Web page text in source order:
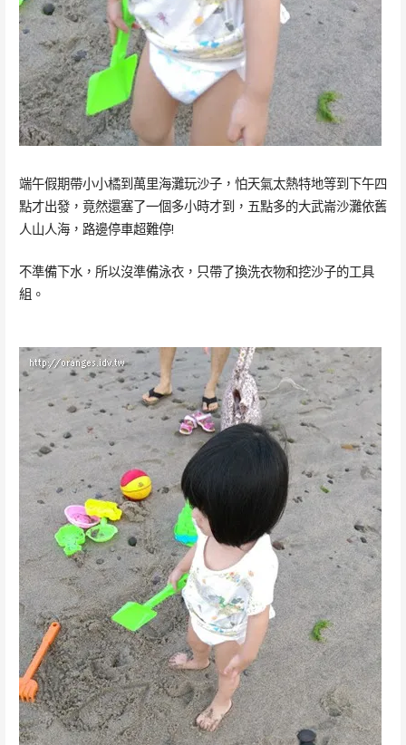
端午假期帶小小橘到萬里海灘玩沙子，怕天氣太熱特地等到下午四
點才出發，竟然還塞了一個多小時才到，五點多的大武崙沙灘依舊
人山人海，路邊停車超難停!
不準備下水，所以沒準備泳衣，只帶了換洗衣物和挖沙子的工具
組。